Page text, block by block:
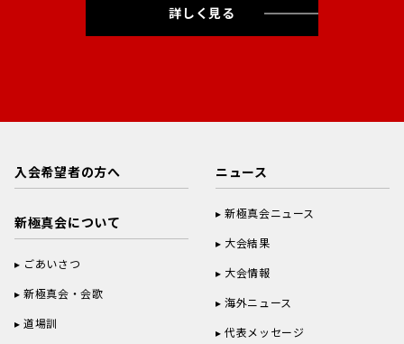
詳しく見る
入会希望者の方へ
新極真会について
ごあいさつ
新極真会・会歌
道場訓
ニュース
新極真会ニュース
大会結果
大会情報
海外ニュース
代表メッセージ